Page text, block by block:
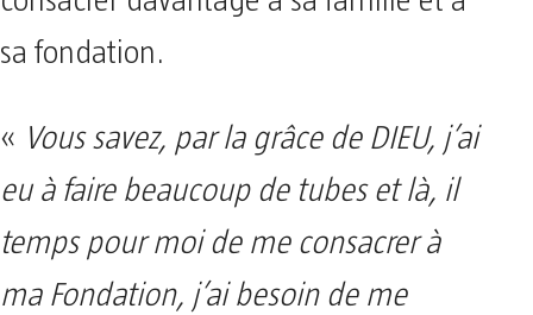
sa fondation.
« Vous savez, par la grâce de DIEU, j’ai
eu à faire beaucoup de tubes et là, il
temps pour moi de me consacrer à
ma Fondation, j’ai besoin de me